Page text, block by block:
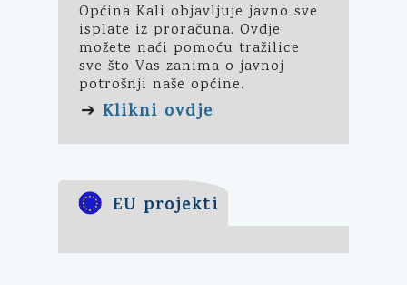
Općina Kali objavljuje javno sve
isplate iz proračuna. Ovdje
možete naći pomoću tražilice
sve što Vas zanima o javnoj
potrošnji naše općine.
➔ Klikni ovdje
EU projekti